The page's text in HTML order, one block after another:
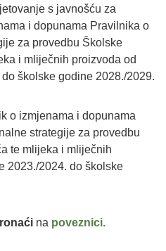
s javnošću za
i dopunama Pravilnika o
za provedbu Školske
i mliječnih proizvoda od
školske godine 2028./2029.
o izmjenama i dopunama
strategije za provedbu
te mlijeka i mliječnih
2023./2024. do školske
na poveznici.